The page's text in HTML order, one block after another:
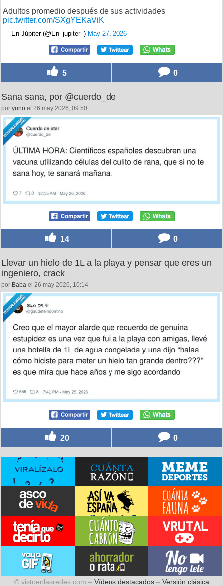
Adultos promedio después de sus actividades
pic.twitter.com/SXgYEKaViK
— En Júpiter (@En_jupiter_) May 27, 2026
5 0
Sana sana, por @cuerdo_de
por yuno el 26 may 2026, 09:50
14 0
Llevar un hielo de 1L a la playa y pensar que eres un
ingeniero, crack
por Baba el 26 may 2026, 10:14
20 0
© vistoenlasredes.com – Vídeos destacados– Versión clásica